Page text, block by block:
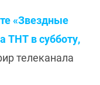
«Звездные
ТНТ в субботу,
телеканала